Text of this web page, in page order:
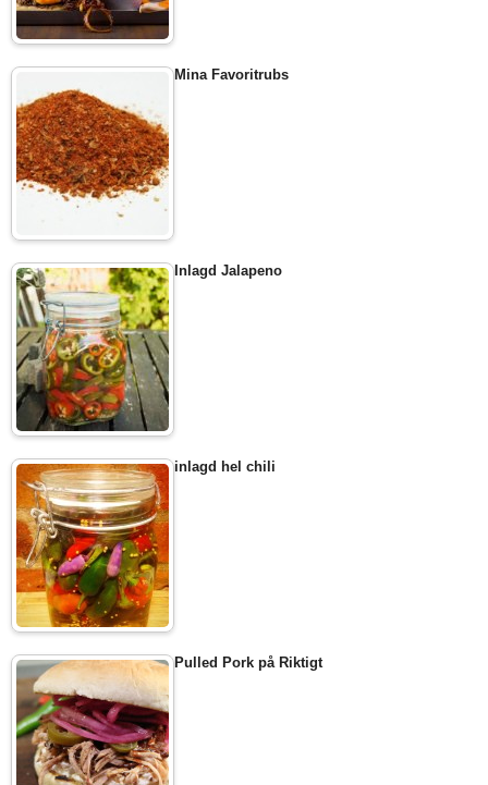
Mina Favoritrubs
Inlagd Jalapeno
inlagd hel chili
Pulled Pork på Riktigt